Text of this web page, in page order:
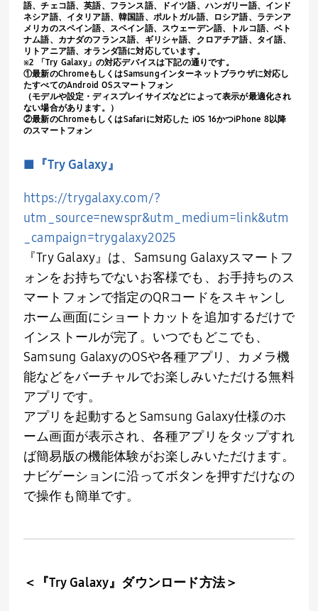
語、チェコ語、英語、フランス語、ドイツ語、ハンガリー語、インド
ネシア語、イタリア語、韓国語、ポルトガル語、ロシア語、ラテンア
メリカのスペイン語、スペイン語、スウェーデン語、トルコ語、ベト
ナム語、カナダのフランス語、ギリシャ語、クロアチア語、タイ語、
リトアニア語、オランダ語に対応しています。
※2 「Try Galaxy」の対応デバイスは下記の通りです。
①最新のChromeもしくはSamsungインターネットブラウザに対応し
たすべてのAndroid OSスマートフォン
（モデルや設定・ディスプレイサイズなどによって表示が最適化され
ない場合があります。）
②最新のChromeもしくはSafariに対応した iOS 16かつiPhone 8以降
のスマートフォン
■『Try Galaxy』
https://trygalaxy.com/?
utm_source=newspr&utm_medium=link&utm
_campaign=trygalaxy2025
『Try Galaxy』は、 Samsung Galaxyスマートフ
ォンをお持ちでないお客様でも、お手持ちのス
マートフォンで指定のQRコードをスキャンし
ホーム画面にショートカットを追加するだけで
インストールが完了。いつでもどこでも、
Samsung GalaxyのOSや各種アプリ、カメラ機
能などをバーチャルでお楽しみいただける無料
アプリです。
アプリを起動すると Samsung Galaxy仕様のホ
ーム画面が表示され、各種アプリをタップすれ
ば簡易版の機能体験がお楽しみいただけます。
ナビゲーションに沿ってボタンを押すだけなの
で操作も簡単です。
＜『Try Galaxy』ダウンロード方法＞